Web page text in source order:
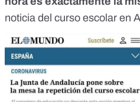
noticia del curso escolar en